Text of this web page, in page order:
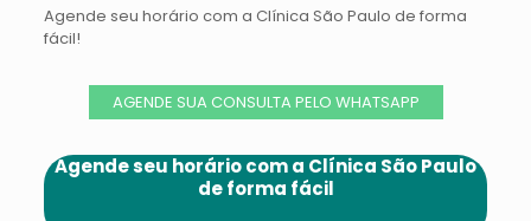
Agende seu horário com a Clínica São Paulo de forma
fácil!
AGENDE SUA CONSULTA PELO WHATSAPP
Agende seu horário com a Clínica São Paulo
de forma fácil